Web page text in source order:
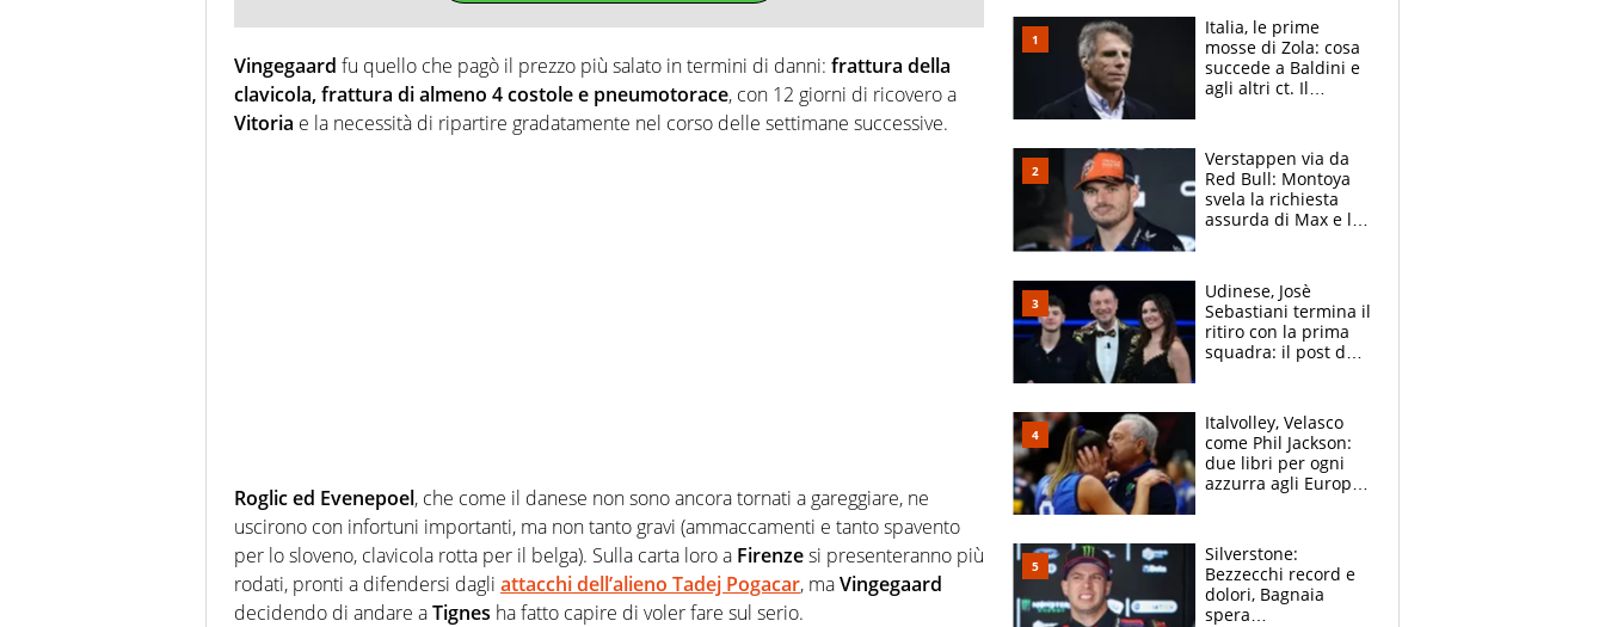
Vingegaard fu quello che pagò il prezzo più salato in termini di danni: frattura della
clavicola, frattura di almeno 4 costole e pneumotorace, con 12 giorni di ricovero a
Vitoria e la necessità di ripartire gradatamente nel corso delle settimane successive.
Roglic ed Evenepoel, che come il danese non sono ancora tornati a gareggiare, ne
uscirono con infortuni importanti, ma non tanto gravi (ammaccamenti e tanto spavento
per lo sloveno, clavicola rotta per il belga). Sulla carta loro a Firenzesi presenteranno più
rodati, pronti a difendersi dagli attacchi dell’alieno Tadej Pogacar, maVingegaard
decidendo di andare aTignes ha fatto capire di voler fare sul serio.
Italia, le prime
mosse di Zola: cosa
succede a Baldini e
agli altri ct. Il
azzurri
Verstappen via da
Red Bull: Montoya
svela la richiesta
assurda di Max e lo
McLaren siano
meglio?”
Udinese, Josè
Sebastiani termina il
ritiro con la prima
squadra: il post del
sfondo
Italvolley, Velasco
come Phil Jackson:
due libri per ogni
azzurra agli Europei.
Silverstone:
Bezzecchi record e
dolori, Bagnaia
spera